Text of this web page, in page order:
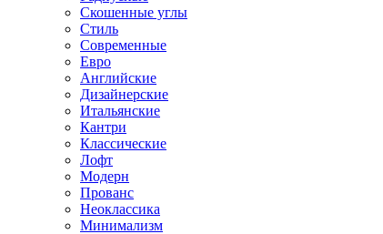
Скошенные углы
Стиль
Современные
Евро
Английские
Дизайнерские
Итальянские
Кантри
Классические
Лофт
Модерн
Прованс
Неоклассика
Минимализм